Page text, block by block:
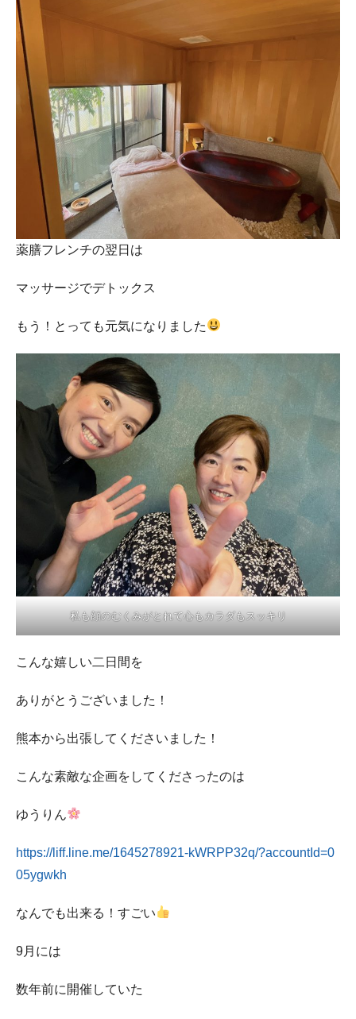
薬膳フレンチの翌日は
マッサージでデトックス
もう！とっても元気になりました
私も顔のむくみがとれて心もカラダもスッキリ
こんな嬉しい二日間を
ありがとうございました！
熊本から出張してくださいました！
こんな素敵な企画をしてくださったのは
ゆうりん
https://liff.line.me/1645278921-kWRPP32q/?accountId=0
05ygwkh
なんでも出来る！すごい
9月には
数年前に開催していた